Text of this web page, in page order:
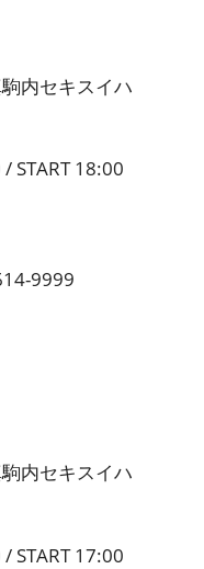
内セキスイハ
START 18:00
9999
内セキスイハ
START 17:00